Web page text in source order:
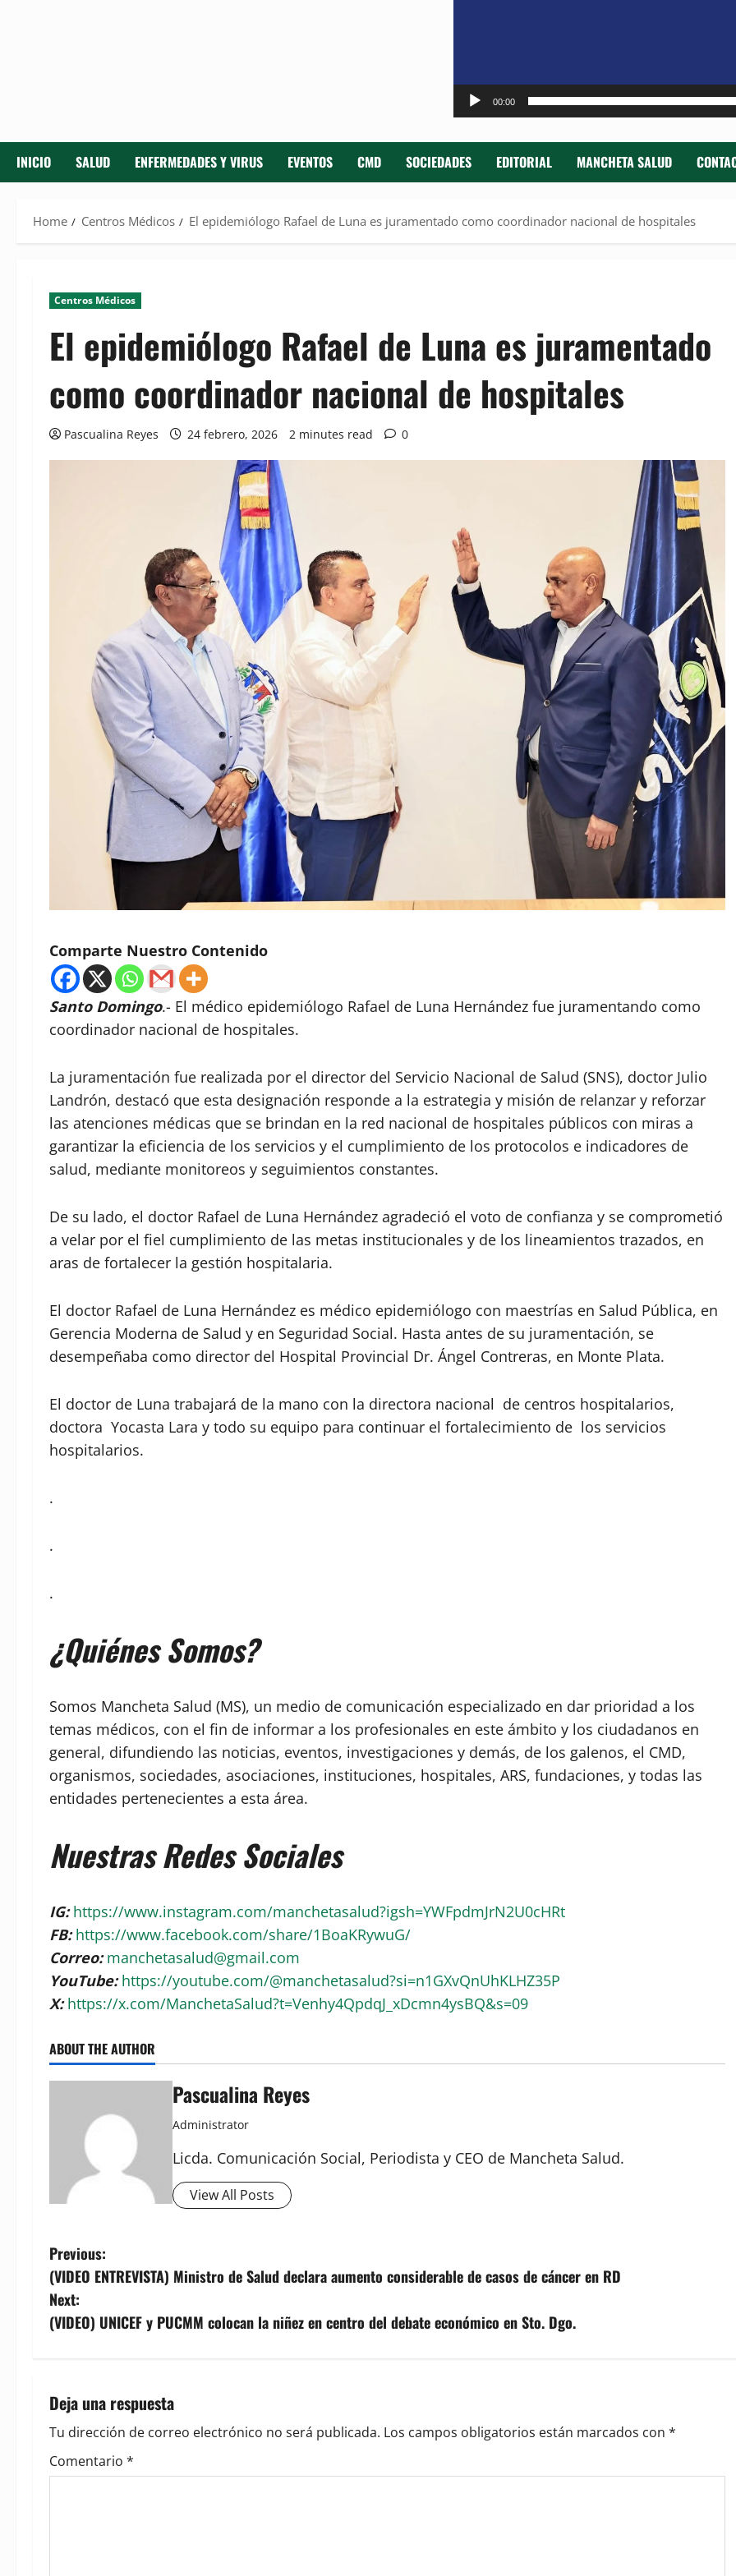
00:00
INICIO SALUD ENFERMEDADES Y VIRUS EVENTOS CMD SOCIEDADES EDITORIAL MANCHETA SALUD
Home Centros Médicos El epidemiólogo Rafael de Luna es juramentado como coordinador nacional de hospitales
Centros Médicos
El epidemiólogo Rafael de Luna es juramentado
como coordinador nacional de hospitales
Pascualina Reyes 24 febrero, 2026 2 minutes read 0
Comparte Nuestro Contenido
Santo Domingo.- El médico epidemiólogo Rafael de Luna Hernández fue juramentando como
coordinador nacional de hospitales.
La juramentación fue realizada por el director del Servicio Nacional de Salud (SNS), doctor Julio
Landrón, destacó que esta designación responde a la estrategia y misión de relanzar y reforzar
las atenciones médicas que se brindan en la red nacional de hospitales públicos con miras a
garantizar la eficiencia de los servicios y el cumplimiento de los protocolos e indicadores de
salud, mediante monitoreos y seguimientos constantes.
De su lado, el doctor Rafael de Luna Hernández agradeció el voto de confianza y se comprometió
a velar por el fiel cumplimiento de las metas institucionales y de los lineamientos trazados, en
aras de fortalecer la gestión hospitalaria.
El doctor Rafael de Luna Hernández es médico epidemiólogo con maestrías en Salud Pública, en
Gerencia Moderna de Salud y en Seguridad Social. Hasta antes de su juramentación, se
desempeñaba como director del Hospital Provincial Dr. Ángel Contreras, en Monte Plata.
El doctor de Luna trabajará de la mano con la directora nacional de centros hospitalarios,
doctora Yocasta Lara y todo su equipo para continuar el fortalecimiento de los servicios
hospitalarios.
.
.
.
¿Quiénes Somos?
Somos Mancheta Salud (MS), un medio de comunicación especializado en dar prioridad a los
temas médicos, con el fin de informar a los profesionales en este ámbito y los ciudadanos en
general, difundiendo las noticias, eventos, investigaciones y demás, de los galenos, el CMD,
organismos, sociedades, asociaciones, instituciones, hospitales, ARS, fundaciones, y todas las
entidades pertenecientes a esta área.
Nuestras Redes Sociales
IG:https://www.instagram.com/manchetasalud?igsh=YWFpdmJrN2U0cHRt
FB:https://www.facebook.com/share/1BoaKRywuG/
Correo:manchetasalud@gmail.com
YouTube: https://youtube.com/@manchetasalud?si=n1GXvQnUhKLHZ35P
X:https://x.com/ManchetaSalud?t=Venhy4QpdqJ_xDcmn4ysBQ&s=09
ABOUT THE AUTHOR
Pascualina Reyes
Administrator
Licda. Comunicación Social, Periodista y CEO de Mancheta Salud.
View All Posts
P
o
s
n
a
v
Previous:
(VIDEO ENTREVISTA) Ministro de Salud declara aumento considerable de casos de cáncer en RD
Next:
(VIDEO) UNICEF y PUCMM colocan la niñez en centro del debate económico en Sto. Dgo.
Deja una respuesta
Tu dirección de correo electrónico no será publicada. Los campos obligatorios están marcados con *
Comentario *